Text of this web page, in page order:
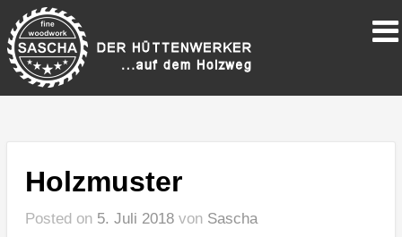
Holzmuster
Posted on 5. Juli 2018von Sascha